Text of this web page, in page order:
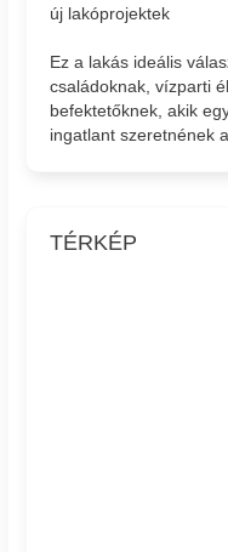
új lakóprojektek
Ez a lakás ideális
családoknak, vízparti
befektetőknek, akik
ingatlant szeretnének
TÉRKÉP